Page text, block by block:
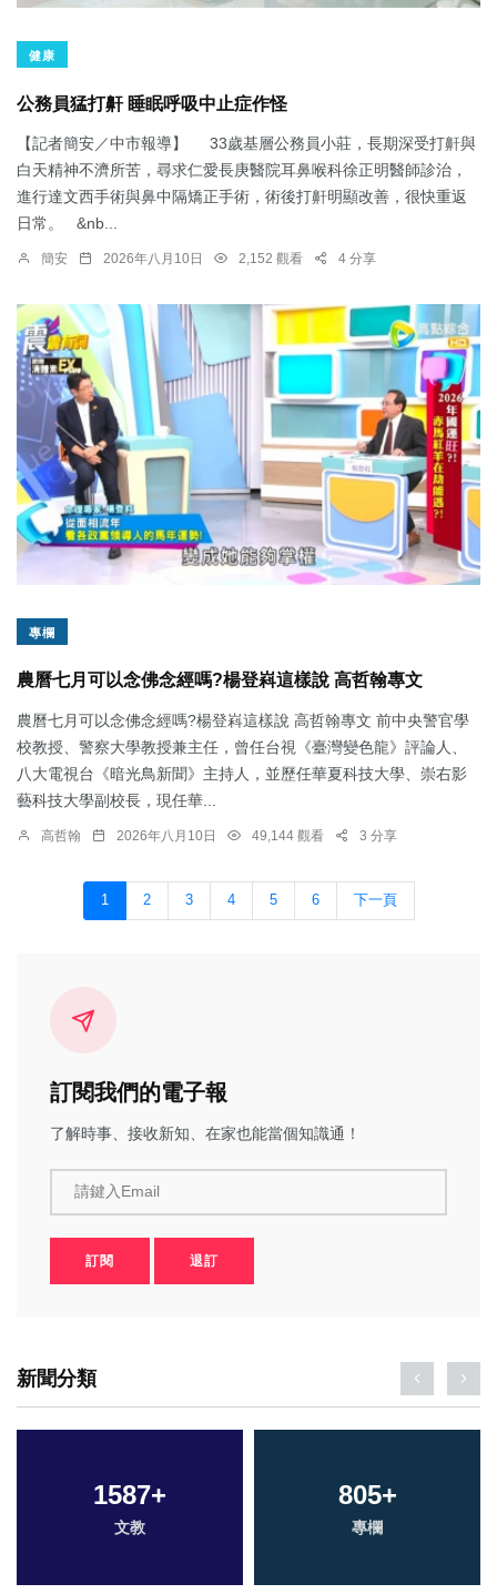
健康
公務員猛打鼾 睡眠呼吸中止症作怪
【記者簡安／中市報導】 33歲基層公務員小莊，長期深受打鼾與
白天精神不濟所苦，尋求仁愛長庚醫院耳鼻喉科徐正明醫師診治，
進行達文西手術與鼻中隔矯正手術，術後打鼾明顯改善，很快重返
日常。 &nb...
簡安 2026年八月10日 2,152 觀看 4 分享
專欄
農曆七月可以念佛念經嗎?楊登嵙這樣說 高哲翰專文
農曆七月可以念佛念經嗎?楊登嵙這樣說 高哲翰專文 前中央警官學
校教授、警察大學教授兼主任，曾任台視《臺灣變色龍》評論人、
八大電視台《暗光鳥新聞》主持人，並歷任華夏科技大學、崇右影
藝科技大學副校長，現任華...
高哲翰 2026年八月10日 49,144 觀看 3 分享
1 2 3 4 5 6 下一頁
訂閱我們的電子報
了解時事、接收新知、在家也能當個知識通！
請鍵入Email
訂閱 退訂
新聞分類
1587+
文教
805+
專欄